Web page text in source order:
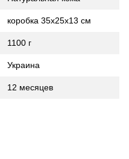
коробка 35х25х13 см
1100 г
Украина
12 месяцев